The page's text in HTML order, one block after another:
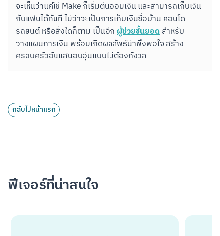
จะเห็นว่าแค่ใช้ Make ก็เริ่มต้นออมเงิน และสามารถเก็บเงิน
กับแฟนได้ทันที ไม่ว่าจะเป็นการเก็บเงินซื้อบ้าน คอนโด
รถยนต์ หรือสิ่งใดก็ตาม เป็นอีก ผู้ช่วยชั้นยอด สำหรับ
วางแผนการเงิน พร้อมเกิดผลลัพธ์น่าพึงพอใจ สร้าง
ครอบครัวอันแสนอบอุ่นแบบไม่ต้องกังวล
กลับไปหน้าแรก
ฟีเจอร์ที่น่าสนใจ